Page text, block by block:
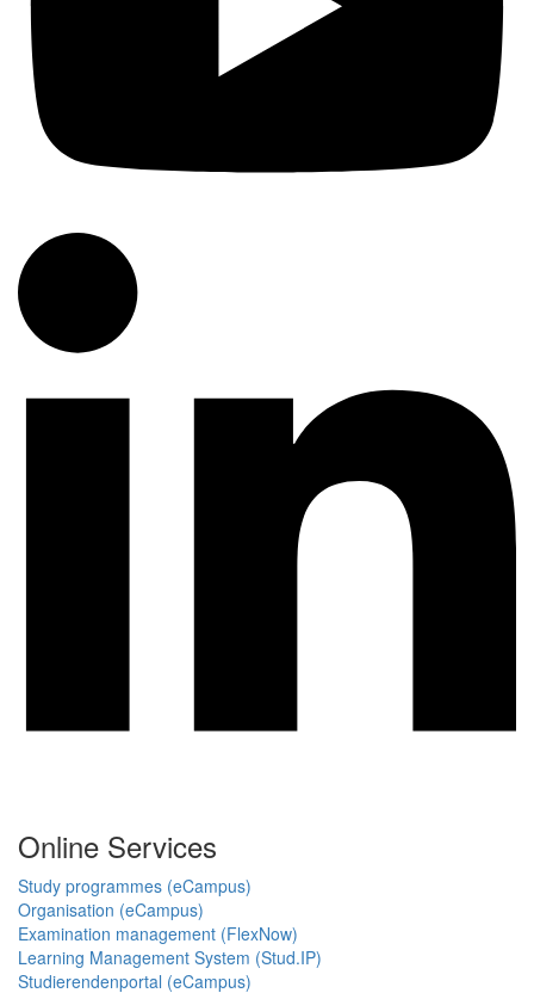
Online Services
Study programmes (eCampus)
Organisation (eCampus)
Examination management (FlexNow)
Learning Management System (Stud.IP)
Studierendenportal (eCampus)